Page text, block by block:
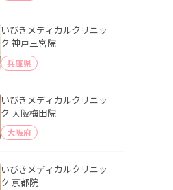
いびきメディカルクリニッ
ク 神戸三宮院
兵庫県
いびきメディカルクリニッ
ク 大阪梅田院
大阪府
いびきメディカルクリニッ
ク 京都院